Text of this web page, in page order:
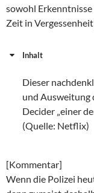
sowohl Erkenntnisse
Zeit in Vergessenheit
Inhalt
Dieser
und Ausweitung
Decider „einer
(Quelle: Netflix)
[Kommentar]
Wenn die Polizei